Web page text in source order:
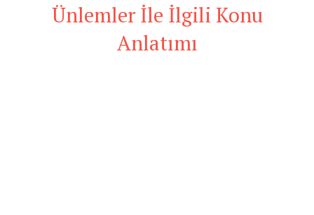
Ünlemler İle İlgili Konu
Anlatımı